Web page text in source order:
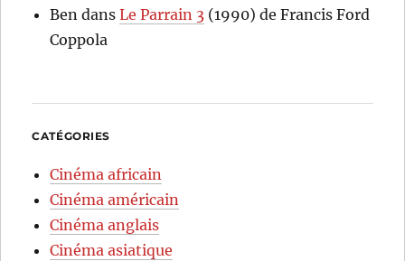
Ben dansLe Parrain 3 (1990) de Francis Ford
Coppola
CATÉGORIES
Cinéma africain
Cinéma américain
Cinéma anglais
Cinéma asiatique